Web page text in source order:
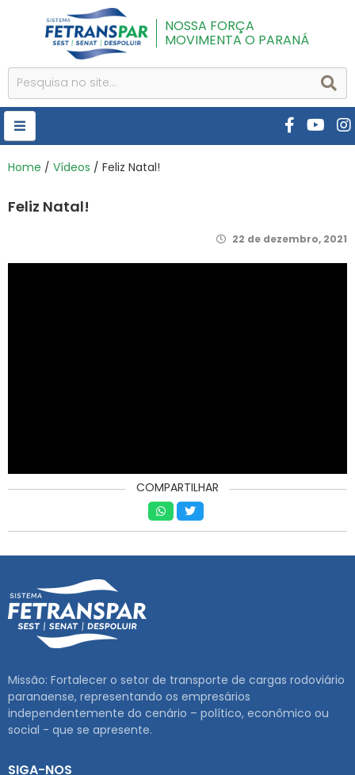
NOSSA FORÇA
MOVIMENTA O PARANÁ
HOME
Home / Vídeos / Feliz Natal!
Feliz Natal!
22 de dezembro, 2021
COMPARTILHAR
Missão: Fortalecer o setor de transporte de cargas rodoviário
paranaense, representando os empresários
independentemente do cenário – político, econômico ou
social - que se apresente.
SIGA-NOS